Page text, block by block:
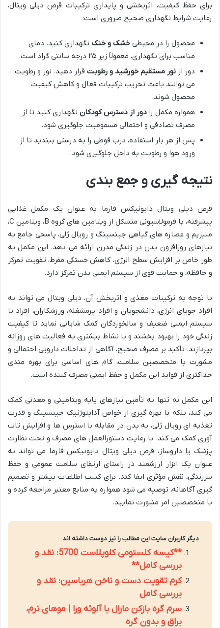
برای حفظ کیفیت، اثربخشی و پایداری ترکیبات قرص دیلی ویتال،
رعایت شرایط نگهداری صحیح ضروری است:
محصول را در محیطی خشک و خنک نگهداری کنید. دمای
مناسب برای نگهداری، معمولاً زیر ۲۵ درجه سانتی گراد است.
دور از نور مستقیم خورشید و رطوبت قرار دهید. نور و رطوبت
می توانند باعث تخریب ترکیبات فعال و کاهش کیفیت
محصول شوند.
همواره مکمل را دور از دسترس کودکان نگهداری کنید تا از
مصرف تصادفی و احتمالی مسمومیت جلوگیری شود.
پس از هر بار استفاده، درب قوطی را به درستی ببندید تا از
ورود هوا و رطوبت به داخل جلوگیری شود.
نتیجه گیری و جمع بندی
قرص دیلی ویتال دایونیکس فارما به عنوان یک مکمل غذایی
پیشرفته، با فرمولاسیونی متشکل از ویتامین های گروه B، ویتامین C،
منیزیم و عصاره های گیاهی جینسینگ و رویال ژلی، پاسخی جامع به
نیازهای روزافزون بدن در زندگی مدرن ارائه می دهد. این مکمل به
طور خاص بر افزایش سطح انرژی، کاهش خستگی مفرط، تقویت تمرکز
و حافظه، و حمایت قوی از سیستم ایمنی بدن تمرکز دارد.
با توجه به ترکیبات مغذی و اثربخش آن، دیلی ویتال می تواند به
افراد جویای انرژی، دانشجویان و افراد پرمشغله، ورزشکاران، افراد با
سیستم ایمنی ضعیف و سالخوردگان کمک شایانی نماید تا کیفیت
زندگی خود را بهبود بخشند و با نشاط بیشتری به فعالیت های روزانه
بپردازند. تأکید بر مصرف صحیح، آگاهی از تداخلات دارویی احتمالی و
مشورت با متخصصین سلامت، گام های اساسی برای بهره مندی
حداکثری از فواید این مکمل و حفظ ایمنی مصرف کننده است.
این مکمل نه تنها به تأمین نیازهای پایه ویتامینی و معدنی کمک
می کند، بلکه با بهره گیری از خواص آداپتوژنیک جینسینگ و قدرت
تغذیه ای رویال ژلی، به بدن در مقابله با استرس ها و افزایش تاب
آوری کمک می کند. با رعایت دستورالعمل های مصرف و تحت نظارت
پزشک یا داروساز، قرص دیلی ویتال دایونیکس فارما می تواند به
عنوان یک ابزار ارزشمند در راستای ارتقای سلامت عمومی و حفظ
سرزندگی، نقش مؤثری ایفا کند. برای کسب اطلاعات بیشتر و تصمیم
گیری آگاهانه، توصیه می شود همواره به منابع معتبر مراجعه کرده و
با متخصصین امر مشورت نمایید.
دیگر کاربران سایت این مطالب را نیز دوست داشته اند
**کیسه کلستومی کلوپلاست 5700: نقد و
بررسی کامل**
کرم تقویت دست و ناخن هرباسین: نقد و
بررسی کامل
سرم گره بازکن مارال با آلوئه ورا | موهای نرم،
براق و بدون گره